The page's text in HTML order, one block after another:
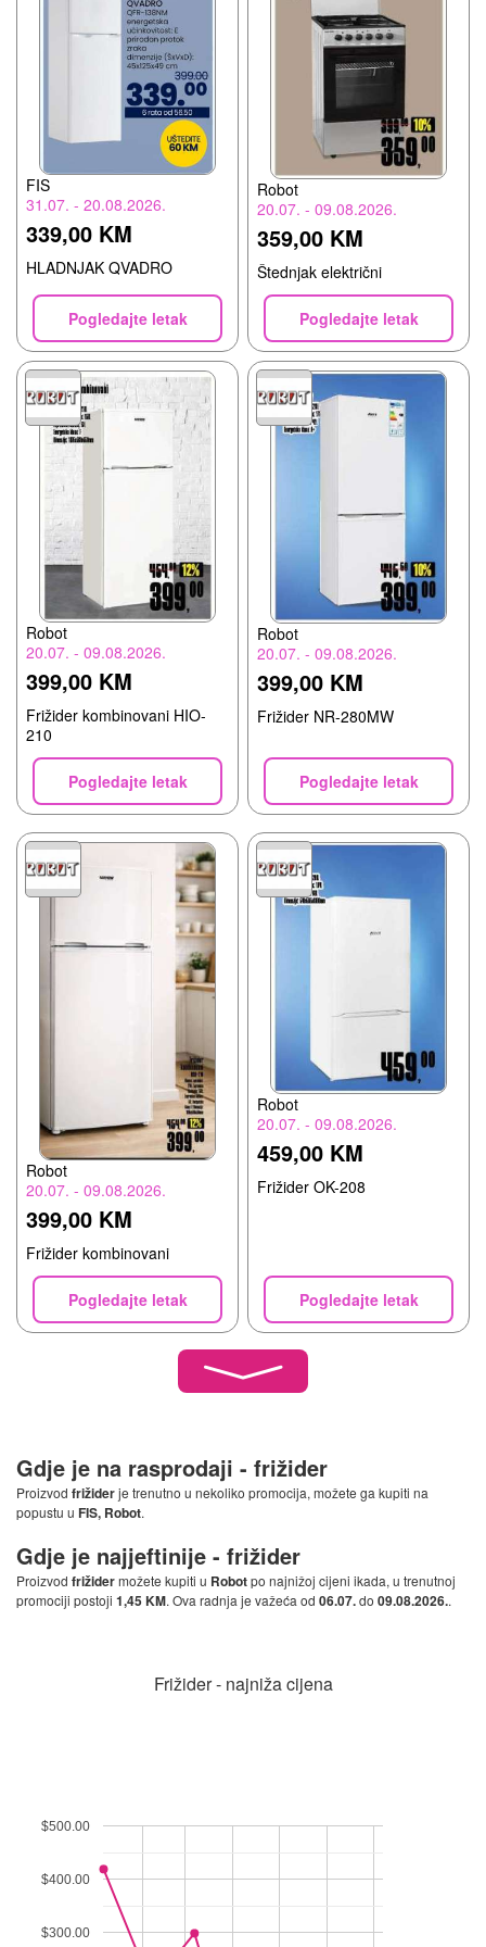
FIS
31.07. - 20.08.2026.
339,00 KM
HLADNJAK QVADRO
Pogledajte letak
Robot
20.07. - 09.08.2026.
359,00 KM
Štednjak električni
Pogledajte letak
Robot
20.07. - 09.08.2026.
399,00 KM
Frižider kombinovani HIO-
210
Pogledajte letak
Robot
20.07. - 09.08.2026.
399,00 KM
Frižider NR-280MW
Pogledajte letak
Robot
20.07. - 09.08.2026.
399,00 KM
Frižider kombinovani
Pogledajte letak
Robot
20.07. - 09.08.2026.
459,00 KM
Frižider OK-208
Pogledajte letak
Gdje je na rasprodaji - frižider
Proizvod frižiderje trenutno u nekoliko promocija, možete ga kupiti na
popustu u FIS, Robot.
Gdje je najjeftinije - frižider
Proizvod frižidermožete kupiti u Robotpo najnižoj cijeni ikada, u trenutnoj
promociji postoji 1,45 KM. Ova radnja je važeća od 06.07.do 09.08.2026..
Frižider - najniža cijena
$300.00
$400.00
$500.00